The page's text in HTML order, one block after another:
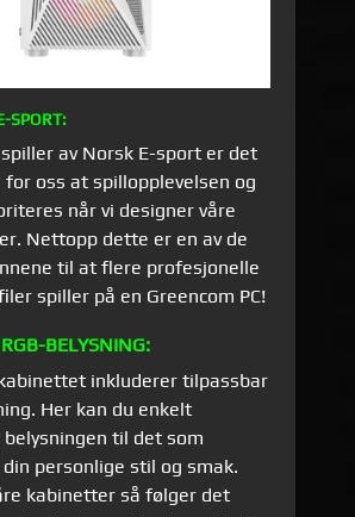
SPORT:
av Norsk E-sport er det
for oss at spillopplevelsen og
når vi designer våre
Nettopp dette er en av de
til at flere profesjonelle
spiller på en Greencom PC!
BELYSNING:
inkluderer tilpassbar
Her kan du enkelt
belysningen til det som
personlige stil og smak.
kabinetter så følger det